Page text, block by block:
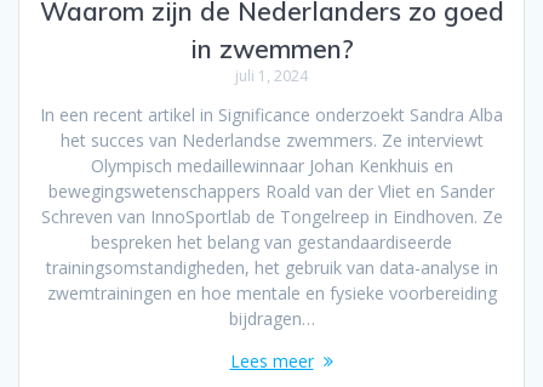
Waarom zijn de Nederlanders zo goed
in zwemmen?
juli 1, 2024
In een recent artikel in Significance onderzoekt Sandra Alba
het succes van Nederlandse zwemmers. Ze interviewt
Olympisch medaillewinnaar Johan Kenkhuis en
bewegingswetenschappers Roald van der Vliet en Sander
Schreven van InnoSportlab de Tongelreep in Eindhoven. Ze
bespreken het belang van gestandaardiseerde
trainingsomstandigheden, het gebruik van data-analyse in
zwemtrainingen en hoe mentale en fysieke voorbereiding
bijdragen…
Lees meer